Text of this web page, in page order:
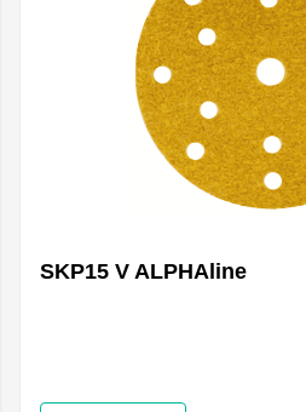
SKP15 V ALPHAline